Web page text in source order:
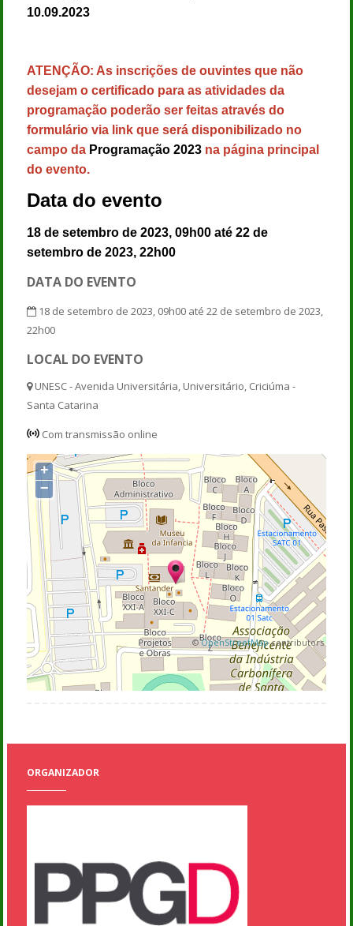
10.09.2023
ATENÇÃO: As inscrições de ouvintes que não
desejam o certificado para as atividades da
programação poderão ser feitas através do
formulário via link que será disponibilizado no
campo da Programação 2023 na página principal
do evento.
Data do evento
18 de setembro de 2023, 09h00 até 22 de
setembro de 2023, 22h00
DATA DO EVENTO
18 de setembro de 2023, 09h00 até 22 de setembro de 2023,
22h00
LOCAL DO EVENTO
UNESC - Avenida Universitária, Universitário, Criciúma -
Santa Catarina
Com transmissão online
+
−
©OpenStreetMapcontributors
ORGANIZADOR